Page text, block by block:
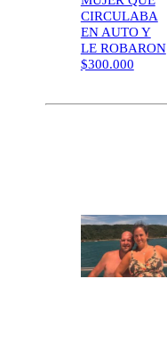
CIRCULABA
EN AUTO Y
LE ROBARON
$300.000